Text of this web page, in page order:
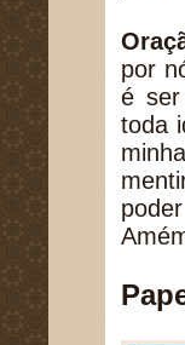
por
é ser
toda